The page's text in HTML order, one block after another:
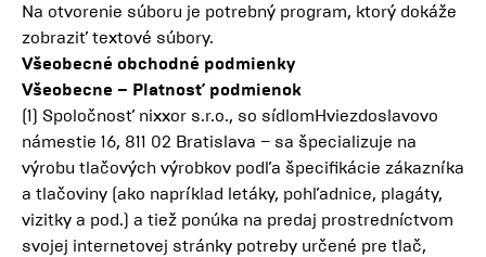
Na otvorenie súboru je potrebný program, ktorý dokáže
zobraziť textové súbory.
Všeobecné obchodné podmienky
Všeobecne – Platnosť podmienok
(1) Spoločnosť nixxor s.r.o., so sídlomHviezdoslavovo
námestie 16, 811 02 Bratislava – sa špecializuje na
výrobu tlačových výrobkov podľa špecifikácie zákazníka
a tlačoviny (ako napríklad letáky, pohľadnice, plagáty,
vizitky a pod.) a tiež ponúka na predaj prostredníctvom
svojej internetovej stránky potreby určené pre tlač,